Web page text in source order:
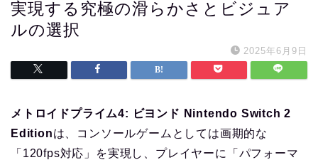
実現する究極の滑らかさとビジュア
ルの選択
2025年6月9日
メトロイドプライム4: ビヨンド Nintendo Switch 2
Editionは、コンソールゲームとしては画期的な
「120fps対応」を実現し、プレイヤーに「パフォーマ